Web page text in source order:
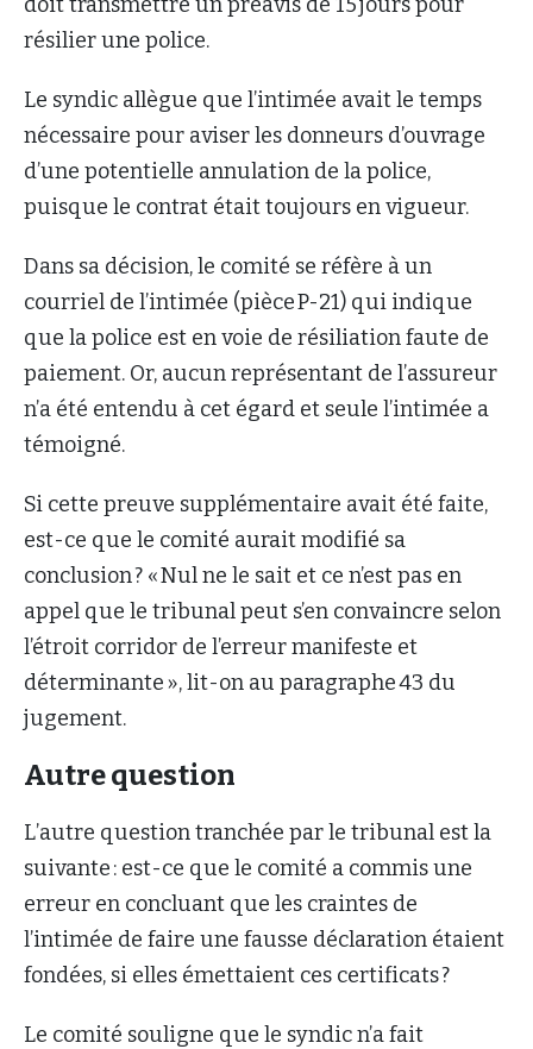
résilier une police.
Le syndic allègue que l’intimée avait le temps
nécessaire pour aviser les donneurs d’ouvrage
d’une potentielle annulation de la police,
puisque le contrat était toujours en vigueur.
Dans sa décision, le comité se réfère à un
courriel de l’intimée (pièce P-21) qui indique
que la police est en voie de résiliation faute de
paiement. Or, aucun représentant de l’assureur
n’a été entendu à cet égard et seule l’intimée a
témoigné.
Si cette preuve supplémentaire avait été faite,
est-ce que le comité aurait modifié sa
conclusion ? « Nul ne le sait et ce n’est pas en
appel que le tribunal peut s’en convaincre selon
l’étroit corridor de l’erreur manifeste et
déterminante », lit-on au paragraphe 43 du
jugement.
Autre question
L’autre question tranchée par le tribunal est la
suivante : est-ce que le comité a commis une
erreur en concluant que les craintes de
l’intimée de faire une fausse déclaration étaient
fondées, si elles émettaient ces certificats ?
Le comité souligne que le syndic n’a fait